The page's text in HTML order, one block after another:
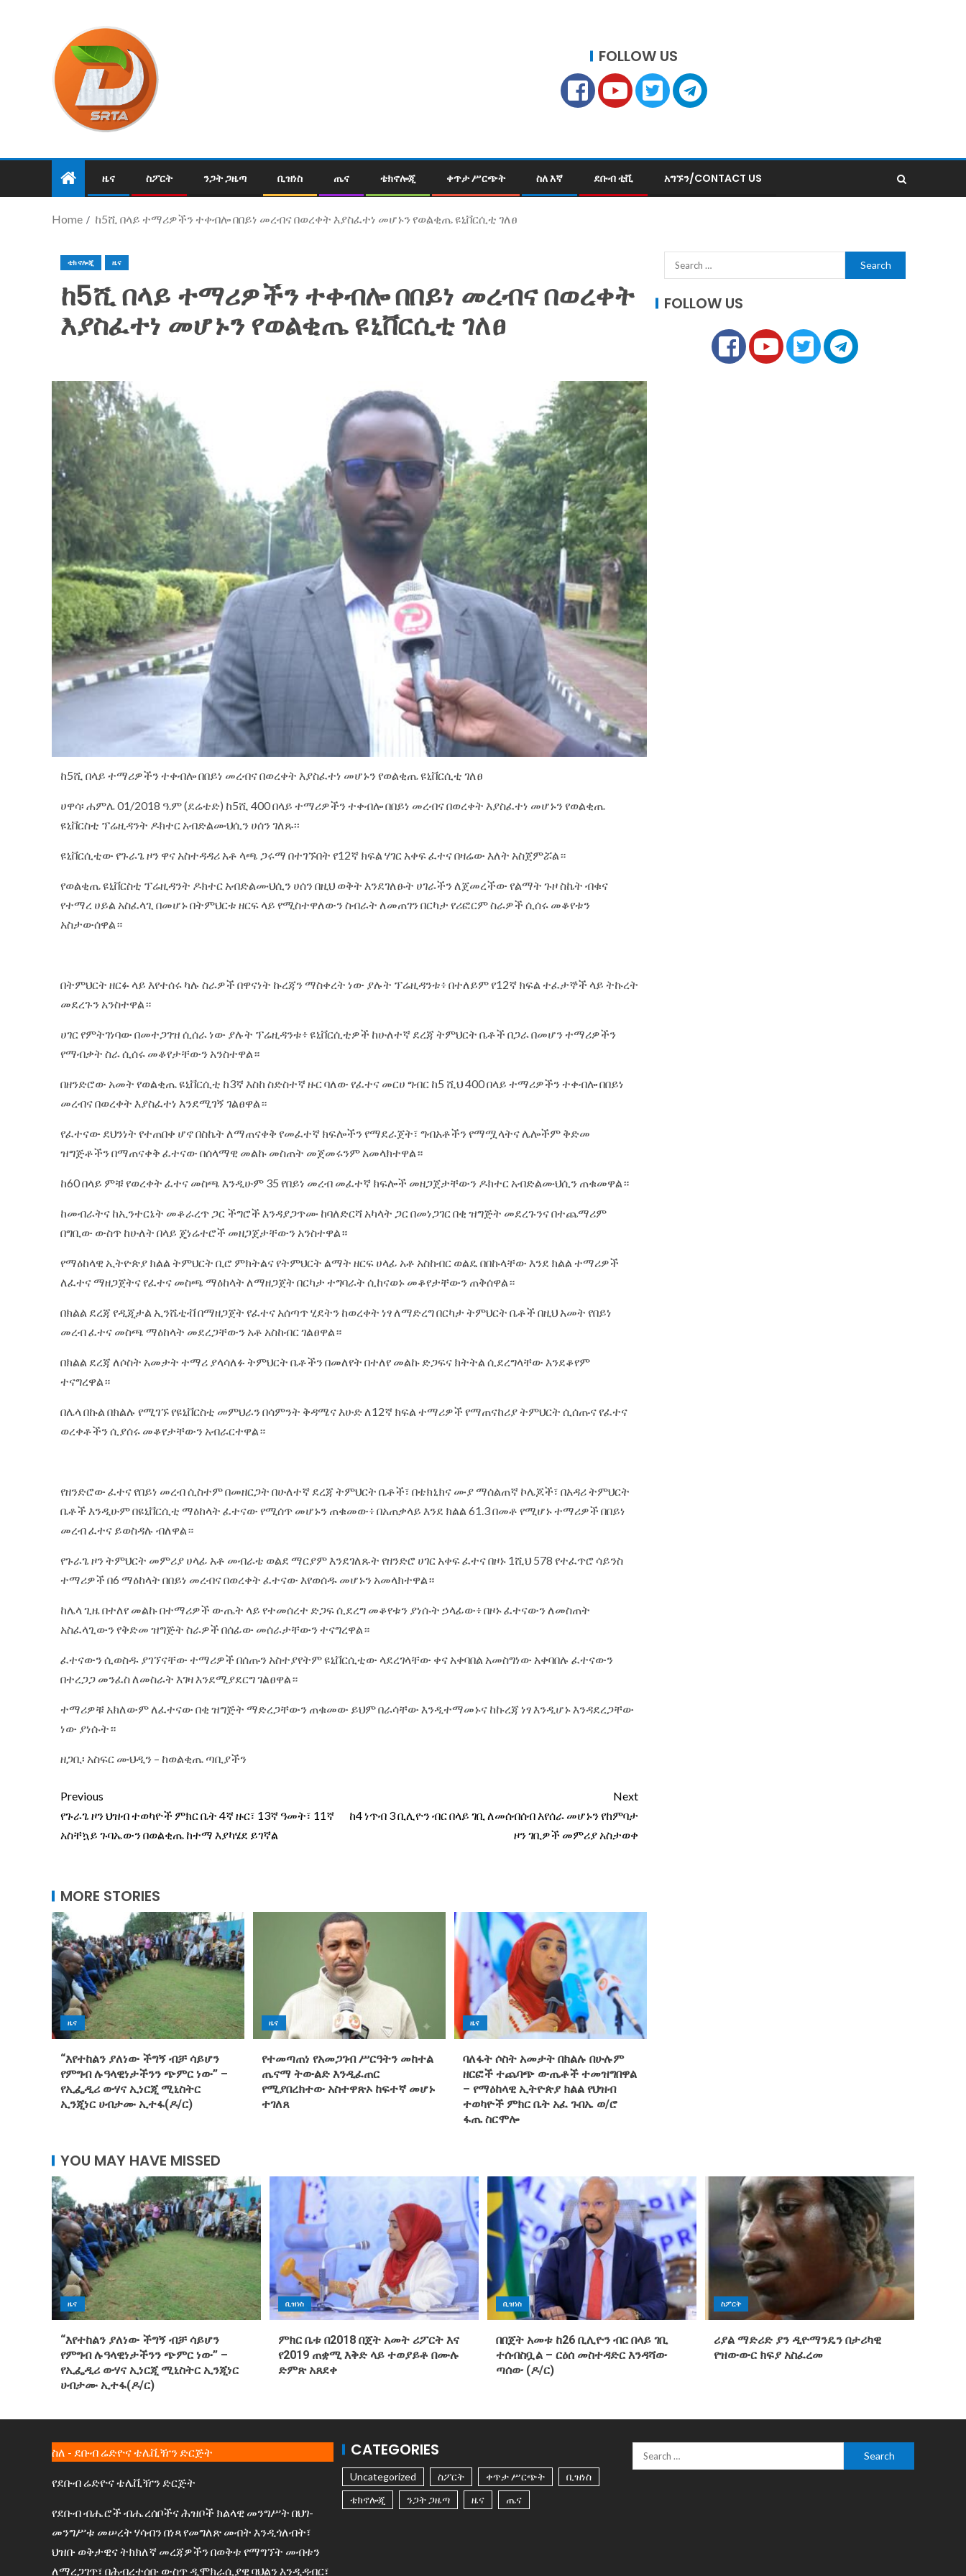
FOLLOW US
ዜና ስፖርት ንጋት ጋዜጣ ቢዝነስ ጤና ቴክኖሎጂ ቀጥታ ሥርጭት ስለ እኛ ደቡብ ቲቪ አግኙን/CONTACT US
Home ከ5ሺ በላይ ተማሪዎችን ተቀብሎ በበይነ መረብና በወረቀት እያስፈተነ መሆኑን የወልቂጤ ዩኒቨርሲቲ ገለፀ
ቴክኖሎጂ ዜና
ከ5ሺ በላይ ተማሪዎችን ተቀብሎ በበይነ መረብና በወረቀት
እያስፈተነ መሆኑን የወልቂጤ ዩኒቨርሲቲ ገለፀ
ከ5ሺ በላይ ተማሪዎችን ተቀብሎ በበይነ መረብና በወረቀት እያስፈተነ መሆኑን የወልቂጤ ዩኒቨርሲቲ ገለፀ
ሀዋሳ፡ ሐምሌ 01/2018 ዓ.ም (ደሬቴድ) ከ5ሺ 400 በላይ ተማሪዎችን ተቀብሎ በበይነ መረብና በወረቀት እያስፈተነ መሆኑን ‎የወልቂጤ
ዩኒቨርስቲ ፕሬዚዳንት ዶክተር አብድልሙህሲን ሀሰን ገለጹ፡፡
ዩኒቨርሲቲው የጉራጌ ዞን ዋና አስተዳዳሪ አቶ ላጫ ጋሩማ በተገኙበት የ12ኛ ክፍል ሃገር አቀፍ ፈተና በዛሬው እለት አስጀምሯል።
‎የወልቂጤ ዩኒቨርስቲ ፕሬዚዳንት ዶክተር አብድልሙህሲን ሀሰን በዚህ ወቅት እንደገለፁት ሀገራችን ለጀመረችው የልማት ጉዞ ስኬት ብቁና
የተማረ ሀይል አስፈላጊ በመሆኑ በትምህርቱ ዘርፍ ላይ የሚስተዋለውን ስብራት ለመጠገን በርካታ የሪፎርም ስራዎች ሲሰሩ መቆየቱን
አስታውሰዋል።
‎በትምህርት ዘርፉ ላይ እየተሰሩ ካሉ ስራዎች በዋናነት ኩረጃን ማስቀረት ነው ያሉት ፕሬዚዳንቱ፥ በተለይም የ12ኛ ክፍል ተፈታኞች ላይ ትኩረት
መደረጉን አንስተዋል።
‎ሀገር የምትገነባው በመተጋገዝ ሲሰራ ነው ያሉት ፕሬዚዳንቱ፥ ዩኒቨርሲቲዎች ከሁለተኛ ደረጃ ትምህርት ቤቶች በጋራ በመሆን ተማሪዎችን
የማብቃት ስራ ሲሰሩ መቆየታቸውን አንስተዋል።
‎በዘንድሮው አመት የወልቂጤ ዩኒቨርሲቲ ከ3ኛ እስከ ስድስተኛ ዙር ባለው የፈተና መርሀ ግብር ከ5 ሺህ 400 በላይ ተማሪዎችን ተቀብሎ በበይነ
መረብና በወረቀት እያስፈተነ እንደሚገኝ ገልፀዋል።
የፈተናው ደህንነት የተጠበቀ ሆኖ በስኬት ለማጠናቀቅ የመፈተኛ ክፍሎችን የማደራጀት፣ ግብአቶችን የማሟላትና ሌሎችም ቅድመ
ዝግጅቶችን በማጠናቀቅ ፈተናው በሰላማዊ መልኩ መስጠት መጀመሩንም አመላክተዋል።
ከ60 በላይ ምቹ የወረቀት ፈተና መስጫ እንዲሁም 35 የበይነ መረብ መፈተኛ ክፍሎች መዘጋጀታቸውን ዶክተር አብድልሙህሲን ጠቁመዋል።
ከመብራትና ከኢንተርኔት መቆራረጥ ጋር ችግሮች እንዳያጋጥሙ ከባለድርሻ አካላት ጋር በመነጋገር በቂ ዝግጅት መደረጉንና በተጨማሪም
በግቢው ውስጥ ከሁለት በላይ ጄነሬተሮች መዘጋጀታቸውን አንስተዋል።
የማዕከላዊ ኢትዮጵያ ክልል ትምህርት ቢሮ ምክትልና የትምህርት ልማት ዘርፍ ሀላፊ አቶ አስከብር ወልዴ በበኩላቸው እንደ ክልል ተማሪዎች
ለፈተና ማዘጋጀትና የፈተና መስጫ ማዕከላት ለማዘጋጀት በርካታ ተግባራት ሲከናወኑ መቆየታቸውን ጠቅሰዋል።
በክልል ደረጃ የዲጂታል ኢንሼቲቭ በማዘጋጀት የፈተና አሰጣጥ ሂደትን ከወረቀት ነፃ ለማድረግ በርካታ ትምህርት ቤቶች በዚህ አመት የበይነ
መረብ ፈተና መስጫ ማዕከላት መደረጋቸውን አቶ አስከብር ገልፀዋል።
በክልል ደረጃ ለሶስት አመታት ተማሪ ያላሳለፉ ትምህርት ቤቶችን በመለየት በተለየ መልኩ ድጋፍና ክትትል ሲደረግላቸው እንደቆየም
ተናግረዋል።
በሌላ በኩል በክልሉ የሚገኙ የዩኒቨርስቲ መምህራን በሳምንት ቅዳሜና እሁድ ለ12ኛ ክፍል ተማሪዎች የማጠናከሪያ ትምህርት ሲሰጡና የፈተና
ወረቀቶችን ሲያሰሩ መቆየታቸውን አብራርተዋል።
‎የዘንድሮው ፈተና የበይነ መረብ ሲስተም በመዘርጋት በሁለተኛ ደረጃ ትምህርት ቤቶች፣ በቴክኒክና ሙያ ማሰልጠኛ ኮሌጆች፣ በአዳሪ ትምህርት
ቤቶች እንዲሁም በዩኒቨርሲቲ ማዕከላት ፈተናው የሚሰጥ መሆኑን ጠቁመው፥ በአጠቃላይ እንደ ክልል 61.3 በመቶ የሚሆኑ ተማሪዎች በበይነ
መረብ ፈተና ይወስዳሉ ብለዋል።
የጉራጌ ዞን ትምህርት መምሪያ ሀላፊ አቶ መብራቴ ወልደ ማርያም እንደገለጹት የዘንድሮ ሀገር አቀፍ ፈተና በዞኑ 1ሺህ 578 የተፈጥሮ ሳይንስ
ተማሪዎች በ6 ማዕከላት በበይነ መረብና በወረቀት ፈተናው እየወሰዱ መሆኑን አመላክተዋል።
ከሌላ ጊዜ በተለየ መልኩ በተማሪዎች ውጤት ላይ የተመሰረተ ድጋፍ ሲደረግ መቆየቱን ያነሱት ኃላፊው፥ በዞኑ ፈተናውን ለመስጠት
አስፈላጊውን የቅድመ ዝግጅት ስራዎች በሰፊው መሰራታቸውን ተናግረዋል።
ፈተናውን ሲወስዱ ያገኘናቸው ተማሪዎች በሰጡን አስተያየትም ዩኒቨርሲቲው ላደረገላቸው ቀና አቀባበል አመስግነው አቀባበሉ ፈተናውን
በተረጋጋ መንፈስ ለመስራት እገዛ እንደሚያደርግ ገልፀዋል።
ተማሪዎቹ አክለውም ለፈተናው በቂ ዝግጅት ማድረጋቸውን ጠቁመው ይህም በራሳቸው እንዲተማመኑና ከኩረጃ ነፃ እንዲሆኑ እንዳደረጋቸው
ነው ያነሱት።
ዘጋቢ፡ አስፍር ሙህዲን – ከወልቂጤ ጣቢያችን
Previous
የጉራጌ ዞን ህዝብ ተወካዮች ምክር ቤት 4ኛ ዙር፣ 13ኛ ዓመት፣ 11ኛ
አስቸኳይ ጉባኤውን በወልቂጤ ከተማ እያካሄደ ይገኛል
Next
ከ4 ነጥብ 3 ቢሊዮን ብር በላይ ገቢ ለመሰብሰብ እየሰራ መሆኑን የከምባታ
ዞን ገቢዎች መምሪያ አስታወቀ
MORE STORIES
ዜና
“እየተከልን ያለነው ችግኝ ብቻ ሳይሆን
የምግብ ሉዓላዊነታችንን ጭምር ነው” –
የኢፌዲሪ ውሃና ኢነርጂ ሚኒስትር
ኢንጂነር ሀብታሙ ኢተፋ(ዶ/ር)
ዜና
የተመጣጠነ የአመጋገብ ሥርዓትን መከተል
ጤናማ ትውልድ እንዲፈጠር
የሚያበረክተው አስተዋጽኦ ከፍተኛ መሆኑ
ተገለጸ
ዜና
ባለፋት ሶስት አመታት በክልሉ በሁሉም
ዘርፎች ተጨባጭ ውጤቶች ተመዝግበዋል
– የማዕከላዊ ኢትዮጵያ ክልል የህዝብ
ተወካዮች ምክር ቤት አፈ ጉበኤ ወ/ሮ
ፋጤ ስርሞሎ
FOLLOW US
YOU MAY HAVE MISSED
ዜና
“እየተከልን ያለነው ችግኝ ብቻ ሳይሆን
የምግብ ሉዓላዊነታችንን ጭምር ነው” –
የኢፌዲሪ ውሃና ኢነርጂ ሚኒስትር ኢንጂነር
ሀብታሙ ኢተፋ(ዶ/ር)
ቢዝነስ
ምክር ቤቱ በ2018 በጀት አመት ሪፖርት እና
የ2019 ጠቋሚ እቅድ ላይ ተወያይቶ በሙሉ
ድምጽ አጸደቀ
ቢዝነስ
በበጀት አመቱ ከ26 ቢሊዮን ብር በላይ ገቢ
ተሰብስቧል – ርዕሰ መስተዳድር እንዳሻው
ጣሰው (ዶ/ር)
ስፖርት
ሪያል ማድሪድ ያን ዲዮማንዴን በታሪካዊ
የዝውውር ክፍያ አስፈረመ
ስለ - ደቡብ ሬድዮና ቴሌቪዥን ድርጅት
የደቡብ ሬድዮና ቴሌቪዥን ድርጅት
የደቡብ ብሔሮች ብሔረሰቦችና ሕዝቦች ክልላዊ መንግሥት በህገ-
መንግሥቱ መሠረት ሃሳብን በነጻ የመግለጽ መብት እንዲጎለብት፣
ህዝቡ ወቅታዊና ትክክለኛ መረጃዎችን በወቅቱ የማግኘት መብቱን
ለማረጋገጥ፣ በሕብረተሰቡ ውስጥ ዲሞክራሲያዊ ባህልን እንዲዳብር፣
CATEGORIES
Uncategorized ስፖርት ቀጥታ ሥርጭት
ቢዝነስ
ቴክኖሎጂ
ንጋት ጋዜጣ ዜና ጤና